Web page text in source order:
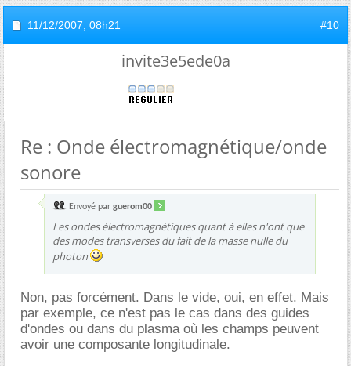
11/12/2007, 08h21 #10
invite3e5ede0a
Re : Onde électromagnétique/onde
sonore
Envoyé par guerom00
Les ondes électromagnétiques quant à elles n'ont que
des modes transverses du fait de la masse nulle du
photon
Non, pas forcément. Dans le vide, oui, en effet. Mais
par exemple, ce n'est pas le cas dans des guides
d'ondes ou dans du plasma où les champs peuvent
avoir une composante longitudinale.